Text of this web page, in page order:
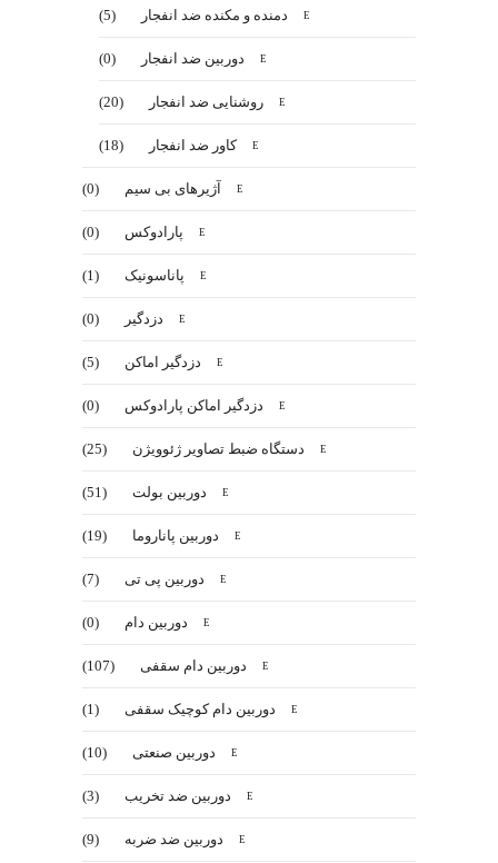
دمنده و مکنده ضد انفجار (5)
دوربین ضد انفجار (0)
روشنایی ضد انفجار (20)
کاور ضد انفجار (18)
آژیرهای بی سیم (0)
پارادوکس (0)
پاناسونیک (1)
دزدگیر (0)
دزدگیر اماکن (5)
دزدگیر اماکن پارادوکس (0)
دستگاه ضبط تصاویر ژئوویژن (25)
دوربین بولت (51)
دوربین پاناروما (19)
دوربین پی تی (7)
دوربین دام (0)
دوربین دام سقفی (107)
دوربین دام کوچیک سقفی (1)
دوربین صنعتی (10)
دوربین ضد تخریب (3)
دوربین ضد ضربه (9)